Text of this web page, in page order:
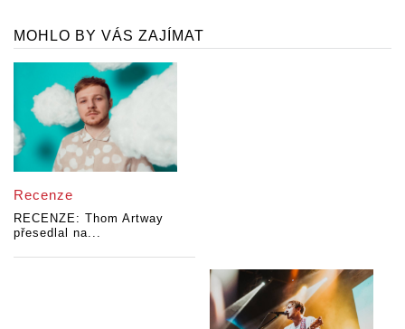
MOHLO BY VÁS ZAJÍMAT
Recenze
RECENZE: Thom Artway
přesedlal na...